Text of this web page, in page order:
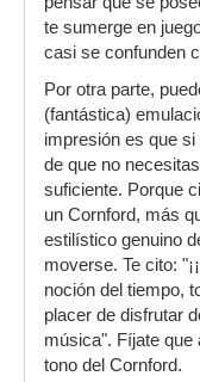
Solo por el
de lo que
inversión
te sumerge en
casi se confunden
Por otra parte,
(fantástica)
impresión es que
de que no
suficiente. Porque
un Cornford, más
estilístico genuino
moverse. Te cito:
noción del tiempo,
placer de disfrutar
música". Fíjate que
tono del Cornford.